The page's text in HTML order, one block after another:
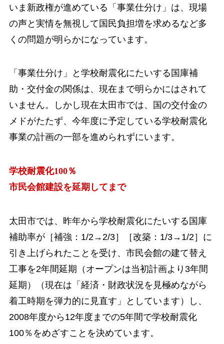
いま新政権が進めている「事業仕分け」は、現場
の声と実情を無視して国民負担増を求めるなど多
くの問題が明らかになっています。
「事業仕分け」と学校耐震化にたいする国庫補
助・交付金の関係は、現在まで明らかにはされて
いません。しかし現在太田市では、国の交付金の
メドがたたず、今年度に予定している学校耐震化
事業の計画の一部を進められずにいます。
学校耐震化100％
市民会館建設を延期してまで
太田市では、昨年から学校耐震化にたいする国庫
補助率が［補強：1/2→2/3］［改築：1/3→1/2］に
引き上げられたことを受け、市民会館の建て替え
工事を2年間延期（オープンは当初計画より3年間
延期）（現在は「経済・財政状況を見極めながら
着工時期を弾力的に見直す」としています）し、
2008年度から12年度までの5年間で学校耐震化
100％ をめざすことを決めています。